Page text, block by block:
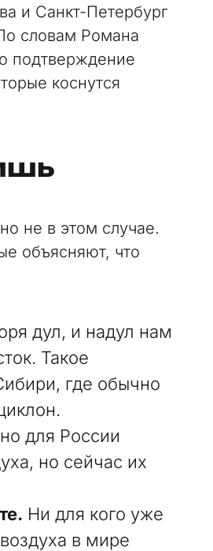
и Санкт-Петербург
словам Романа
подтверждение
коснутся
не в этом случае.
объясняют, что
дул, и надул нам
Такое
где обычно
для России
но сейчас их
Ни для кого уже
в мире